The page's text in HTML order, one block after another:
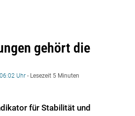
gehört die
Uhr - Lesezeit 5 Minuten
für Stabilität und